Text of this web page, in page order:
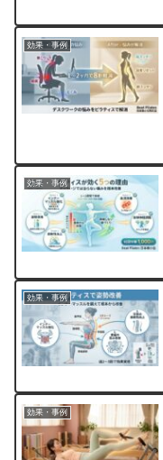
効果・事例
効果・事例
効果・事例
効果・事例